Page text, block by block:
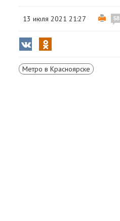
13 июля 2021 21:27 58
Метро в Красноярске